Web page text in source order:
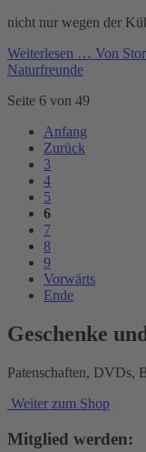
nicht nur wegen der
Weiterlesen … Von
Naturfreunde
Seite 6 von 49
Anfang
Zurück
3
4
5
6
7
8
9
Vorwärts
Ende
Geschenke
Patenschaften, DVDs,
Weiter zum Shop
Mitglied werden: